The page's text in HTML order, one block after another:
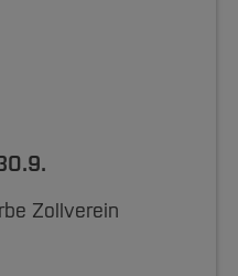
Zollverein